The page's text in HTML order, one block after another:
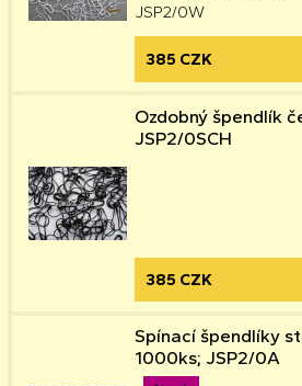
JSP2/0W
385 CZK
Ozdobný špendlík
JSP2/0SCH
385 CZK
Spínací špendlíky
1000ks; JSP2/0A